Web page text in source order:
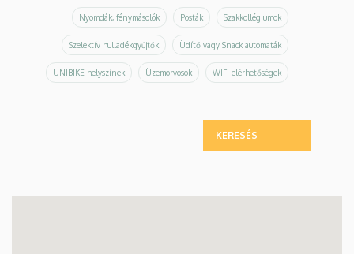
Nyomdák, fénymásolók Posták Szakkollégiumok
Szelektív hulladékgyűjtők Üdítő vagy Snack automaták
UNIBIKE helyszínek Üzemorvosok WIFI elérhetőségek